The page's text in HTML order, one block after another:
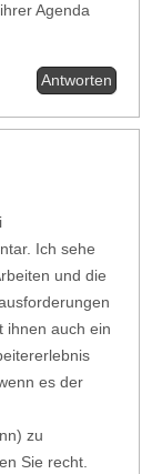
Agenda
Antworten
Ich sehe
und die
ihnen auch ein
es der
zu
Sie recht.